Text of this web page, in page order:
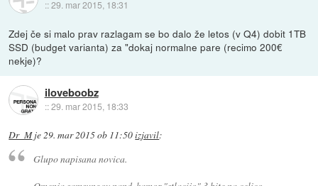
::29. mar 2015, 18:31
Zdej če si malo prav razlagam se bo dalo že letos (v Q4) dobit 1TB
SSD (budget varianta) za "dokaj normalne pare (recimo 200€
nekje)?
iloveboobz
::29. mar 2015, 18:33
Dr_Mje29. mar 2015 ob 11:50izjavil:
Glupo napisana novica.